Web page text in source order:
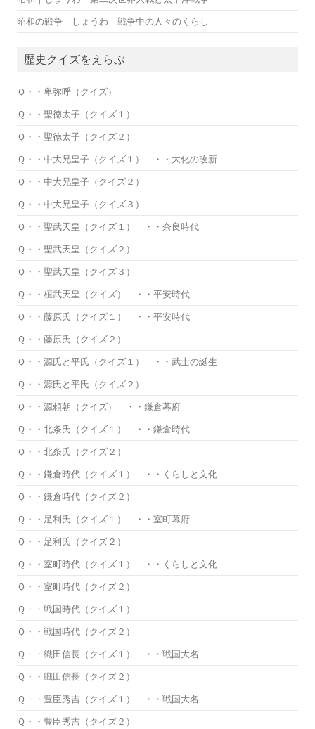
昭和の戦争｜しょうわ 戦争中の人々のくらし
歴史クイズをえらぶ
Ｑ・・卑弥呼（クイズ）
Ｑ・・聖徳太子（クイズ１）
Ｑ・・聖徳太子（クイズ２）
Ｑ・・中大兄皇子（クイズ１） ・・大化の改新
Ｑ・・中大兄皇子（クイズ２）
Ｑ・・中大兄皇子（クイズ３）
Ｑ・・聖武天皇（クイズ１） ・・奈良時代
Ｑ・・聖武天皇（クイズ２）
Ｑ・・聖武天皇（クイズ３）
Ｑ・・桓武天皇（クイズ） ・・平安時代
Ｑ・・藤原氏（クイズ１） ・・平安時代
Ｑ・・藤原氏（クイズ２）
Ｑ・・源氏と平氏（クイズ１） ・・武士の誕生
Ｑ・・源氏と平氏（クイズ２）
Ｑ・・源頼朝（クイズ） ・・鎌倉幕府
Ｑ・・北条氏（クイズ１） ・・鎌倉時代
Ｑ・・北条氏（クイズ２）
Ｑ・・鎌倉時代（クイズ１） ・・くらしと文化
Ｑ・・鎌倉時代（クイズ２）
Ｑ・・足利氏（クイズ１） ・・室町幕府
Ｑ・・足利氏（クイズ２）
Ｑ・・室町時代（クイズ１） ・・くらしと文化
Ｑ・・室町時代（クイズ２）
Ｑ・・戦国時代（クイズ１）
Ｑ・・戦国時代（クイズ２）
Ｑ・・織田信長（クイズ１） ・・戦国大名
Ｑ・・織田信長（クイズ２）
Ｑ・・豊臣秀吉（クイズ１） ・・戦国大名
Ｑ・・豊臣秀吉（クイズ２）